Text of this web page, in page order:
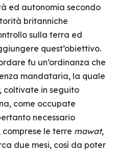
ed autonomia secondo
britanniche
sulla terra ed
quest’obiettivo.
fu un’ordinanza che
mandataria, la quale
, coltivate in seguito
come occupate
necessario
le terre mawat,
due mesi, così da poter